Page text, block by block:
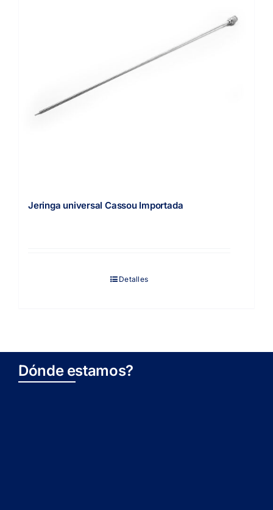
Jeringa universal Cassou Importada
Detalles
Dónde estamos?